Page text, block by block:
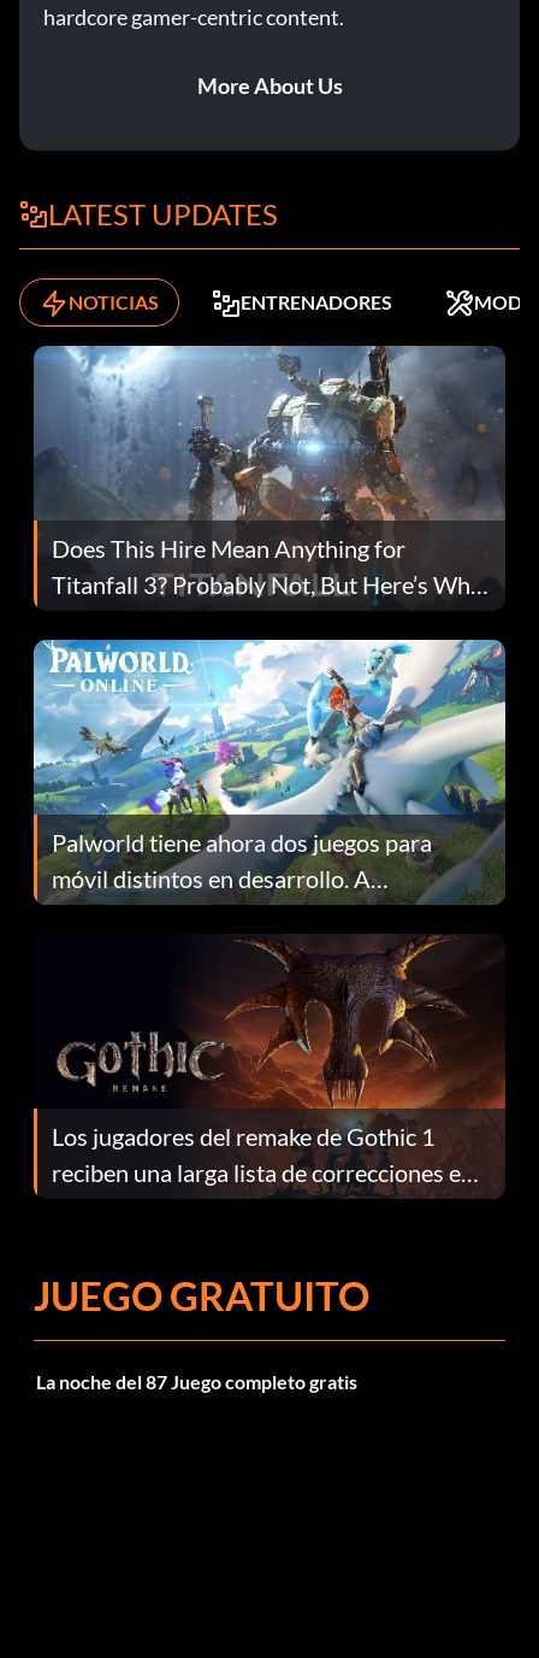
hardcore gamer-centric content.
More About Us
LATEST UPDATES
NOTICIAS ENTRENADORES MODS
Does This Hire Mean Anything for
Titanfall 3? Probably Not, But Here’s Why
Fans Are Hopeful
Palworld tiene ahora dos juegos para
móvil distintos en desarrollo. A
continuación te explicamos por qué.
Los jugadores del remake de Gothic 1
reciben una larga lista de correcciones en
el parche 1.0.4
JUEGO GRATUITO
La noche del 87 Juego completo gratis